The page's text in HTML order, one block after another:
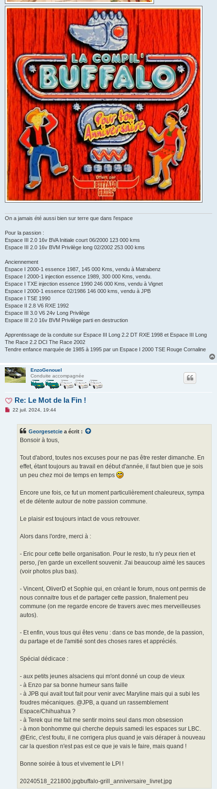
On a jamais été aussi bien sur terre que dans l'espace
Pour la passion :
Espace III 2.0 16v BVA Initiale court 06/2000 123 000 kms
Espace III 2.0 16v BVM Privilège long 02/2002 253 000 kms
Anciennement
Espace I 2000-1 essence 1987, 145 000 Kms, vendu à Matrabenz
Espace I 2000-1 injection essence 1989, 300 000 Kms, vendu.
Espace I TXE injection essence 1990 246 000 Kms, vendu à Vignet
Espace I 2000-1 essence 02/1986 146 000 kms, vendu à JPB
Espace I TSE 1990
Espace II 2.8 V6 RXE 1992
Espace III 3.0 V6 24v Long Privilège
Espace III 2.0 16v BVM Privilège parti en destruction
Apprentissage de la conduite sur Espace III Long 2.2 DT RXE 1998 et Espace III Long
The Race 2.2 DCI The Race 2002
Tendre enfance marquée de 1985 à 1995 par un Espace I 2000 TSE Rouge Cornaline
EnzoGenouel
Conduite accompagnée
Re: Le Mot de la Fin !
M22 juil. 2024, 19:44
Georgesetcie a écrit :
Bonsoir à tous,
Tout d'abord, toutes nos excuses pour ne pas être rester dimanche. En
effet, étant toujours au travail en début d'année, il faut bien que je sois
un peu chez moi de temps en temps
Encore une fois, ce fut un moment particulièrement chaleureux, sympa
et de détente autour de notre passion commune.
Le plaisir est toujours intact de vous retrouver.
Alors dans l'ordre, merci à :
- Eric pour cette belle organisation. Pour le resto, tu n'y peux rien et
perso, j'en garde un excellent souvenir. J'ai beaucoup aimé les sauces
(voir photos plus bas).
- Vincent, OliverD et Sophie qui, en créant le forum, nous ont permis de
nous connaitre tous et de partager cette passion, finalement peu
commune (on me regarde encore de travers avec mes merveilleuses
autos).
- Et enfin, vous tous qui êtes venu : dans ce bas monde, de la passion,
du partage et de l'amitié sont des choses rares et appréciés.
Spécial dédicace :
- aux petits jeunes alsaciens qui m'ont donné un coup de vieux
- à Enzo par sa bonne humeur sans faille
- à JPB qui avait tout fait pour venir avec Maryline mais qui a subi les
foudres mécaniques. @JPB, a quand un rassemblement
Espace/Chihuahua ?
- à Terek qui me fait me sentir moins seul dans mon obsession
- à mon bonhomme qui cherche depuis samedi les espaces sur LBC.
@Eric, c'est foutu, il ne corrigera plus quand je vais déraper à nouveau
car la question n'est pas est ce que je vais le faire, mais quand !
Bonne soirée à tous et vivement le LPI !
20240518_221800.jpgbuffalo-grill_anniversaire_livret.jpg